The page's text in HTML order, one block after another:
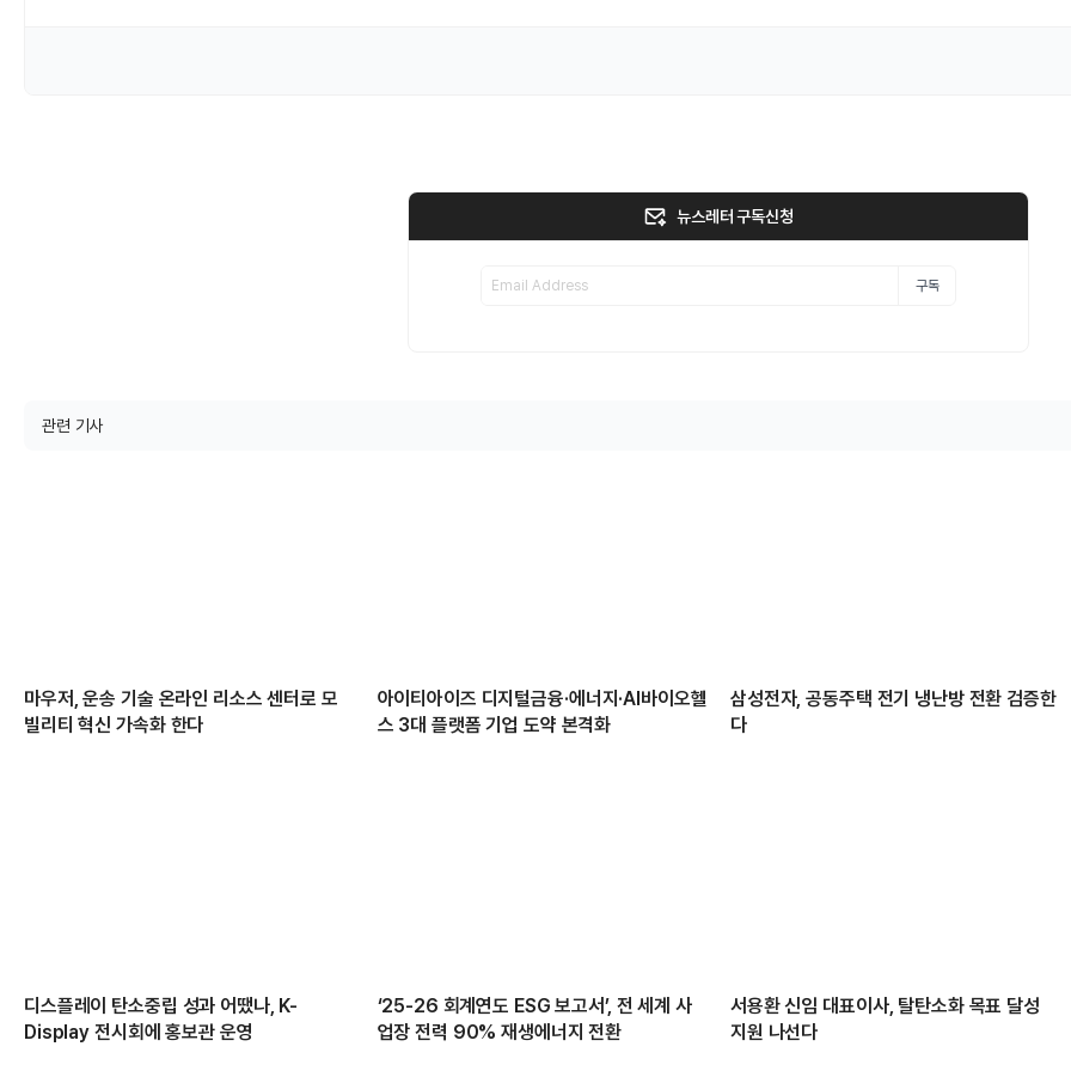
뉴스레터 구독신청
구독
관련 기사
마우저, 운송 기술 온라인 리소스 센터로 모
빌리티 혁신 가속화 한다
아이티아이즈 디지털금융·에너지·AI바이오헬
스 3대 플랫폼 기업 도약 본격화
삼성전자, 공동주택 전기 냉난방 전환 검증한
다
디스플레이 탄소중립 성과 어땠나, K-
Display 전시회에 홍보관 운영
‘25-26 회계연도 ESG 보고서’, 전 세계 사
업장 전력 90% 재생에너지 전환
서용환 신임 대표이사, 탈탄소화 목표 달성
지원 나선다